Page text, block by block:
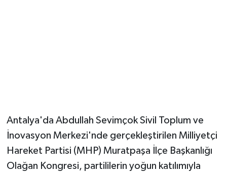
Antalya'da Abdullah Sevimçok Sivil Toplum ve
İnovasyon Merkezi'nde gerçekleştirilen Milliyetçi
Hareket Partisi (MHP) Muratpaşa İlçe Başkanlığı
Olağan Kongresi, partililerin yoğun katılımıyla